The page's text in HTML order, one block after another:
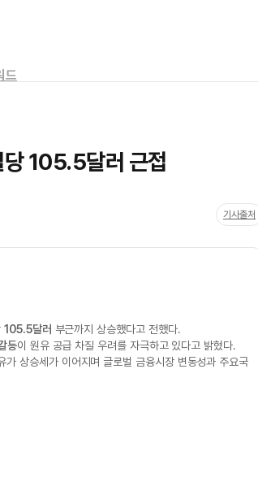
드
105.5달러 근접
기사출처
105.5달러 부근까지 상승했다고 전했다.
등이 원유 공급 차질 우려를 자극하고 있다고 밝혔다.
가 상승세가 이어지며 글로벌 금융시장 변동성과 주요국